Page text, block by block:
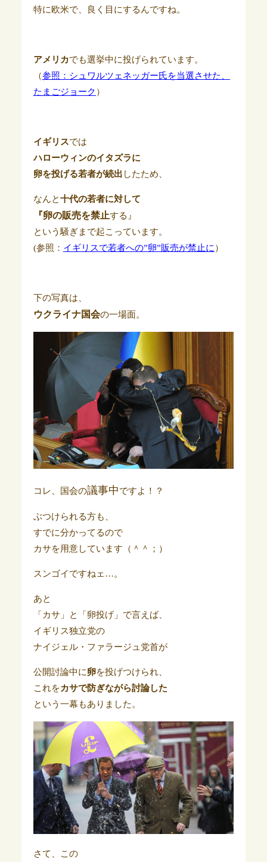
特に欧米で、良く目にするんですね。
アメリカでも選挙中に投げられています。
（参照：シュワルツェネッガー氏を当選させた、
たまごジョーク ）
イギリスでは
ハローウィンのイタズラに
卵を投げる若者が続出 したため、
なんと十代の若者に対して
『卵の販売を禁止する』
という騒ぎまで起こっています。
(参照： イギリスで若者への”卵”販売が禁止に ）
下の写真は、
ウクライナ国会の一場面。
コレ、国会の議事中ですよ！？
ぶつけられる方も、
すでに分かってるので
カサを用意しています（＾＾；）
スンゴイですねェ…。
あと
「カサ」と「卵投げ」で言えば、
イギリス独立党の
ナイジェル・ファラージュ党首が
公開討論中に卵を投げつけられ、
これをカサで防ぎながら討論した
という一幕もありました。
さて、この